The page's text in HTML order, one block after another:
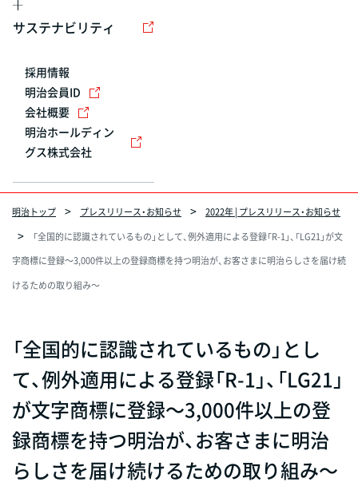
サステナビリティ
採用情報
明治会員ID
会社概要
明治ホールディン
グス株式会社
明治トップ プレスリリース・お知らせ
2022年 | プレスリリース・お知らせ
「全国的に認識されているもの」として、例外適用による登録「R-1」、「LG21」が文
字商標に登録～3,000件以上の登録商標を持つ明治が、お客さまに明治らしさを届け続
けるための取り組み～
「全国的に認識されているもの」とし
て、例外適用による登録「R-1」、「LG21」
が文字商標に登録～3,000件以上の登
録商標を持つ明治が、お客さまに明治
らしさを届け続けるための取り組み～